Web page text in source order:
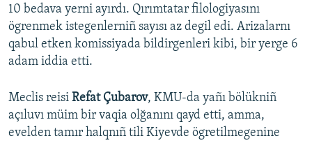
10 bedava yerni ayırdı. Qırımtatar filologiyasını
ögrenmek istegenlerniñ sayısı az degil edi. Arizalarnı
qabul etken komissiyada bildirgenleri kibi, bir yerge 6
adam iddia etti.
Meclis reisi Refat Çubarov, KMU-da yañı bölükniñ
açıluvı müim bir vaqia olğanını qayd etti, amma,
evelden tamır halqnıñ tili Kiyevde ögretilmegenine